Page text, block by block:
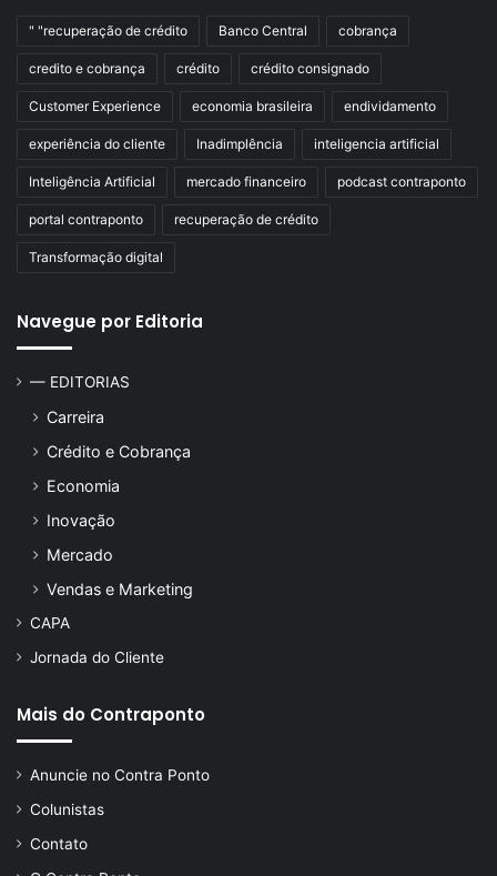
" "recuperação de crédito Banco Central cobrança
credito e cobrança crédito crédito consignado
Customer Experience economia brasileira endividamento
experiência do cliente Inadimplência inteligencia artificial
Inteligência Artificial mercado financeiro podcast contraponto
portal contraponto recuperação de crédito
Transformação digital
Navegue por Editoria
— EDITORIAS
Carreira
Crédito e Cobrança
Economia
Inovação
Mercado
Vendas e Marketing
CAPA
Jornada do Cliente
Mais do Contraponto
Anuncie no Contra Ponto
Colunistas
Contato